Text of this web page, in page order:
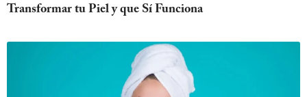
Transformar tu Piel y que Sí Funciona